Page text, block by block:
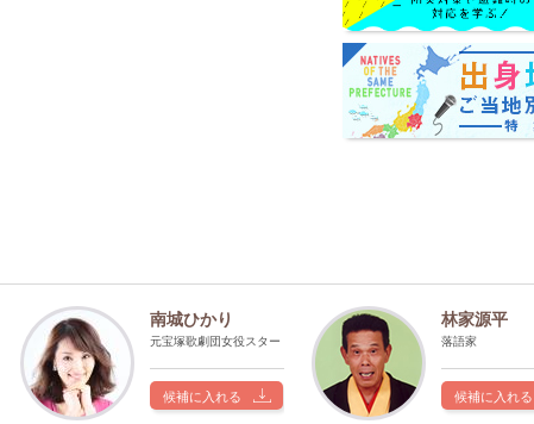
南城ひかり
元宝塚歌劇団女役スター
候補に入れる
林家源平
落語家
候補に入れる